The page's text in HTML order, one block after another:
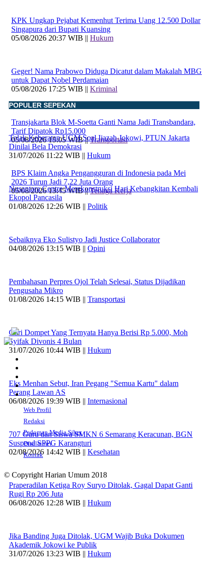
KPK Ungkap Pejabat Kemenhut Terima Uang 12.500 Dollar
Singapura dari Bupati Kuansing
05/08/2026 20:37 WIB || Hukum
Geger! Nama Prabowo Diduga Dicatut dalam Makalah MBG
untuk Dapat Nobel Perdamaian
05/08/2026 17:25 WIB || Kriminal
Transjakarta Blok M-Soetta Ganti Nama Jadi Transbandara,
Tarif Dipatok Rp15.000
05/08/2026 15:05 WIB ||Transportasi
BPS Klaim Angka Pengangguran di Indonesia pada Mei
2026 Turun Jadi 7,22 Juta Orang
05/08/2026 13:45 WIB ||Tenaga Kerja
POPULER SEPEKAN
Tolak Keberatan UGM Soal Ijazah Jokowi, PTUN Jakarta
Dinilai Bela Demokrasi
31/07/2026 11:22 WIB || Hukum
Nusantara Centre Merekonstruksi Hari Kebangkitan Kembali
Ekopol Pancasila
01/08/2026 12:26 WIB || Politik
Sebaiknya Eko Sulistyo Jadi Justice Collaborator
04/08/2026 13:15 WIB || Opini
Pembahasan Perpres Ojol Telah Selesai, Status Dijadikan
Pengusaha Mikro
01/08/2026 14:15 WIB || Transportasi
Curi Dompet Yang Ternyata Hanya Berisi Rp 5.000, Moh
Syifak Divonis 4 Bulan
31/07/2026 10:44 WIB || Hukum
Eks Menhan Sebut, Iran Pegang "Semua Kartu" dalam
Perang Lawan AS
06/08/2026 19:39 WIB || Internasional
707 Guru dan Siswa SMKN 6 Semarang Keracunan, BGN
Suspend SPPG Karangturi
02/08/2026 14:42 WIB || Kesehatan
Praperadilan Ketiga Roy Suryo Ditolak, Gagal Dapat Ganti
Rugi Rp 206 Juta
06/08/2026 12:28 WIB || Hukum
Jika Banding Juga Ditolak, UGM Wajib Buka Dokumen
Akademik Jokowi ke Publik
31/07/2026 13:23 WIB || Hukum
Web Profil
Redaksi
Pedoman Media Siber
Disclaimer
Kontak
© Copyright Harian Umum 2018